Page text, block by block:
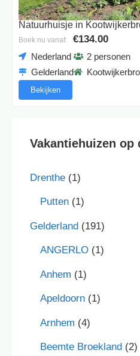
Vakantiehuizen op
Drenthe (1)
Putten (1)
Gelderland (191)
ANGERLO (1)
Anhem (1)
Apeldoorn (1)
Arnhem (4)
Beemte Broekland (2)
Natuurhuisje in
Boek nu vanaf: €134.00
Nederland
Gelderland
2 personen
Bekijken